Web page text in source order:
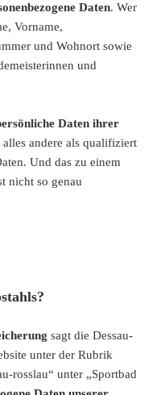
Daten. Wer
Vorname,
und Wohnort sowie
und
Daten ihrer
andere als qualifiziert
Und das zu einem
nicht so genau
sagt die Dessau-
unter der Rubrik
rosslau“ unter „Sportbad